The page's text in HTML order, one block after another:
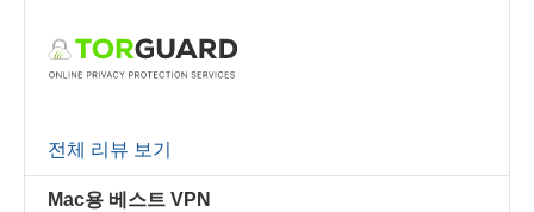
전체 리뷰 보기
Mac용 베스트 VPN